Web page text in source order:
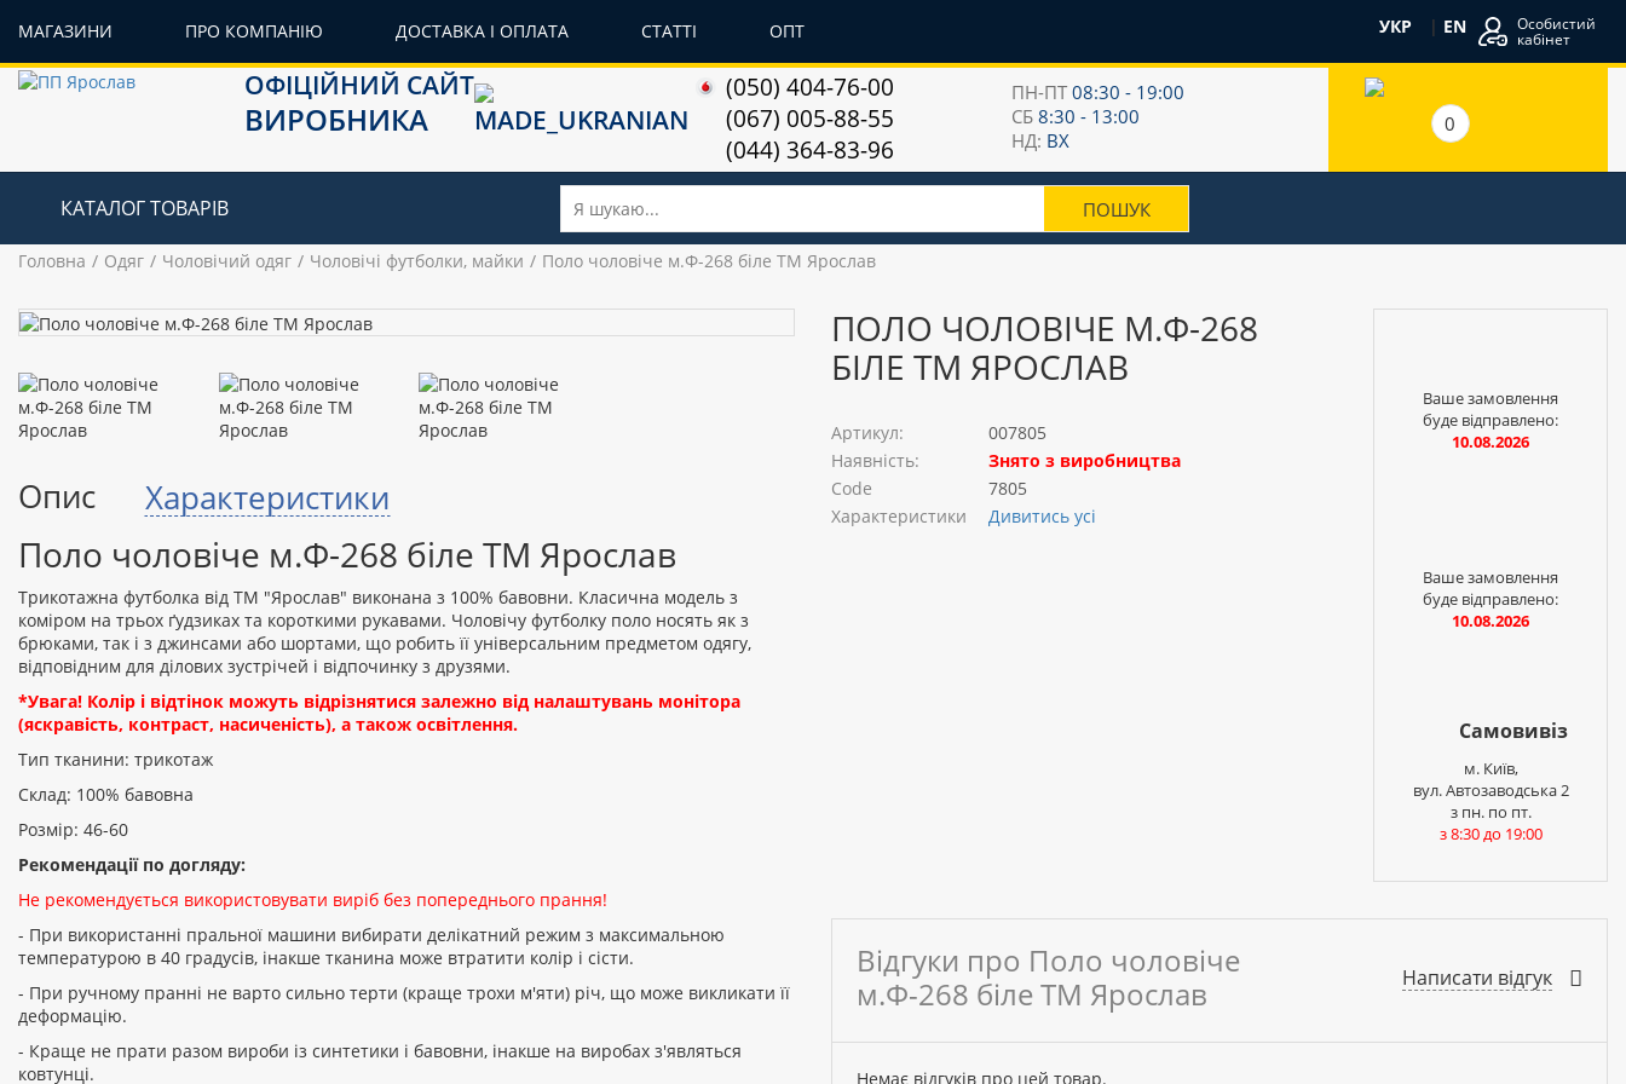
МАГАЗИНИ ПРО КОМПАНІЮ ДОСТАВКА І ОПЛАТА СТАТТІ ОПТ УКР | EN Особистий
кабінет
ОФІЦІЙНИЙ САЙТ
ВИРОБНИКА
(050) 404-76-00
(067) 005-88-55
(044) 364-83-96
ПН-ПТ08:30 - 19:00
СБ8:30 - 13:00
НД: ВХ
0
КАТАЛОГ ТОВАРІВ
Головна Одяг Чоловічий одяг Чоловічі футболки, майки Поло чоловіче м.Ф-268 біле ТМ Ярослав
Опис Характеристики
Поло чоловіче м.Ф-268 біле ТМ Ярослав
Трикотажна футболка від ТМ "Ярослав" виконана з 100% бавовни. Класична модель з
коміром на трьох ґудзиках та короткими рукавами. Чоловічу футболку поло носять як з
брюками, так і з джинсами або шортами, що робить її універсальним предметом одягу,
відповідним для ділових зустрічей і відпочинку з друзями.
*Увага! Колір і відтінок можуть відрізнятися залежно від налаштувань монітора
(яскравість, контраст, насиченість), а також освітлення.
Тип тканини: трикотаж
Склад: 100% бавовна
Розмір: 46-60
Рекомендації по догляду:
Не рекомендується використовувати виріб без попереднього прання!
- При використанні пральної машини вибирати делікатний режим з максимальною
температурою в 40 градусів, інакше тканина може втратити колір і сісти.
- При ручному пранні не варто сильно терти (краще трохи м'яти) річ, що може викликати її
деформацію.
- Краще не прати разом вироби із синтетики і бавовни, інакше на виробах з'являться
ковтунці.
ПОЛО ЧОЛОВІЧЕ М.Ф-268
БІЛЕ ТМ ЯРОСЛАВ
Артикул:
007805
Наявність:
Знято з виробництва
Code
7805
Характеристики
Дивитись усі
Ваше замовлення
буде відправлено:
10.08.2026
Ваше замовлення
буде відправлено:
10.08.2026
Самовивіз
м. Київ,
вул. Автозаводська 2
з пн. по пт.
з 8:30 до 19:00
Відгуки про Поло чоловіче
м.Ф-268 біле ТМ Ярослав
Написати відгук
Немає відгуків про цей товар.